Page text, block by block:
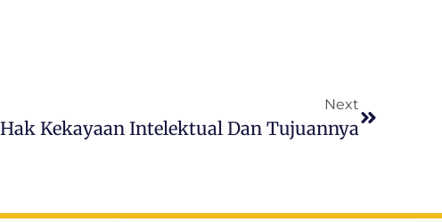
Next
Kekayaan Intelektual Dan Tujuannya